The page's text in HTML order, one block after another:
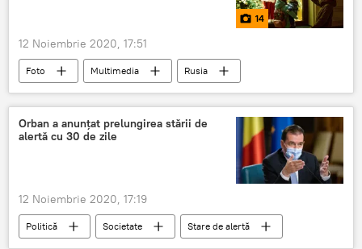
14
12 Noiembrie 2020, 17:51
Foto Multimedia
Rusia
Moscova
Orban a anunțat prelungirea stării de
alertă cu 30 de zile
12 Noiembrie 2020, 17:19
Politică Societate
Stare de alertă